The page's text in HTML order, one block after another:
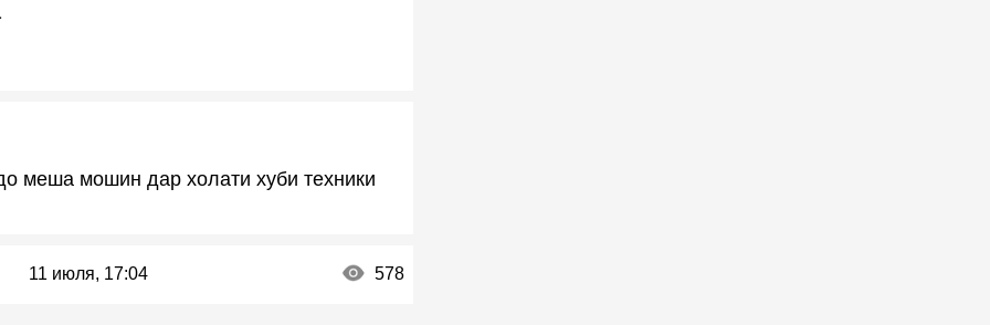
меша мошин дар холати хуби техники
11 июля, 17:04 578